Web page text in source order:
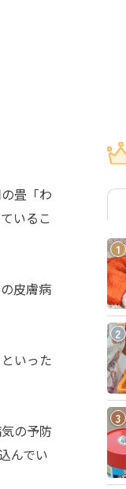
畳「わ
いるこ
皮膚病
いった
の予防
んでい
1
2
3